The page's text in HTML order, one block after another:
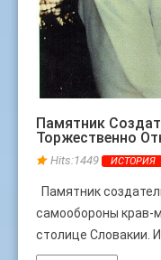
Памятник
Торжественно
Hits:1449 ИСТОРИЯ
Памятник
самообороны крав-
столице Словакии.